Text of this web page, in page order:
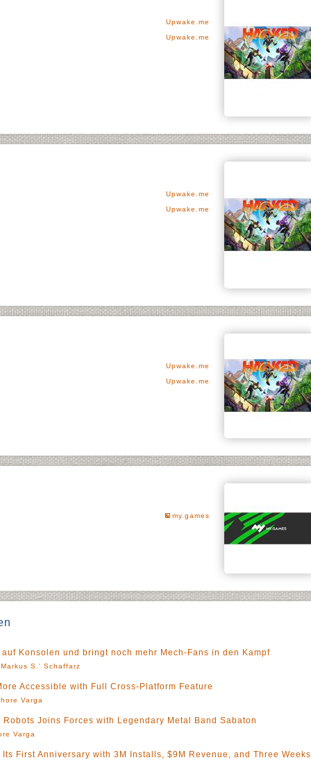
Upwake.me
Upwake.me
Upwake.me
Upwake.me
Upwake.me
Upwake.me
my.games
Konsolen und bringt noch mehr Mech-Fans in den Kampf
S.' Schaffarz
Accessible with Full Cross-Platform Feature
Varga
Robots Joins Forces with Legendary Metal Band Sabaton
Varga
First Anniversary with 3M Installs, $9M Revenue, and Three Weeks